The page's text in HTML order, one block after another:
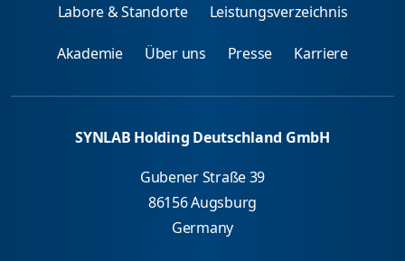
Labore & Standorte Leistungsverzeichnis
Akademie Über uns Presse Karriere
SYNLAB Holding Deutschland GmbH
Gubener Straße 39
86156 Augsburg
Germany